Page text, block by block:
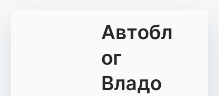
Автобл
ог
Владо